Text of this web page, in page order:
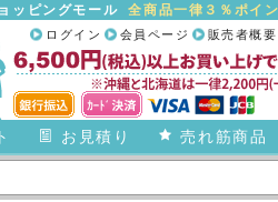
ッピングモール全商品一律３％ポイ
販売者概要
会員ページ
ログイン
お見積り 売れ筋商品